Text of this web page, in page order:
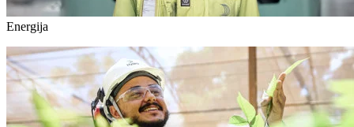
Energija